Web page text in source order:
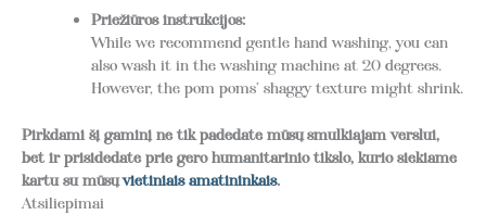
Priežiūros instrukcijos:
While we recommend gentle hand washing, you can
also wash it in the washing machine at 20 degrees.
However, the pom poms’ shaggy texture might shrink.
Pirkdami šį gaminį ne tik padedate mūsų smulkiajam verslui,
bet ir prisidedate prie gero humanitarinio tikslo, kurio siekiame
kartu su mūsųvietiniais amatininkais.
Atsiliepimai